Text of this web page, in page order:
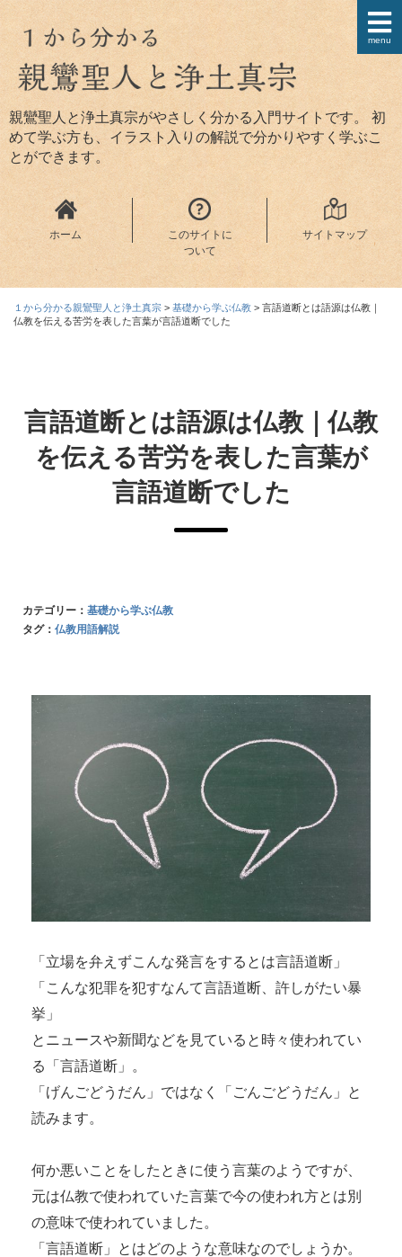
menu
ホーム
このサイトに
ついて
サイトマップ
親鸞聖人と浄土真宗がやさしく分かる入門サイトです。 初
めて学ぶ方も、イラスト入りの解説で分かりやすく学ぶこ
とができます。
１から分かる親鸞聖人と浄土真宗 > 基礎から学ぶ仏教 > 言語道断とは語源は仏教｜
仏教を伝える苦労を表した言葉が言語道断でした
言語道断とは語源は仏教｜仏教
を伝える苦労を表した言葉が
言語道断でした
カテゴリー： 基礎から学ぶ仏教
タグ： 仏教用語解説
「立場を弁えずこんな発言をするとは言語道断」
「こんな犯罪を犯すなんて言語道断、許しがたい暴
挙」
とニュースや新聞などを見ていると時々使われてい
る「言語道断」。
「げんごどうだん」ではなく「ごんごどうだん」と
読みます。
何か悪いことをしたときに使う言葉のようですが、
元は仏教で使われていた言葉で今の使われ方とは別
の意味で使われていました。
「言語道断」とはどのような意味なのでしょうか。